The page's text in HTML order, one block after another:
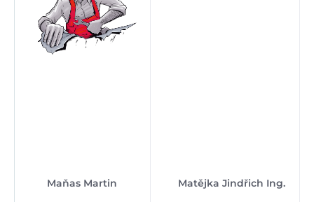
Maňas Martin Matějka Jindřich Ing.